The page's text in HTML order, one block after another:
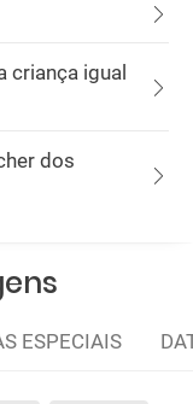
criança igual
dos
ESPECIAIS